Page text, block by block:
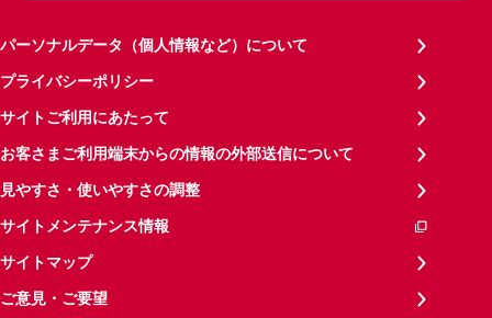
パーソナルデータ（個人情報など）について
プライバシーポリシー
サイトご利用にあたって
お客さまご利用端末からの情報の外部送信について
見やすさ・使いやすさの調整
サイトメンテナンス情報
サイトマップ
ご意見・ご要望